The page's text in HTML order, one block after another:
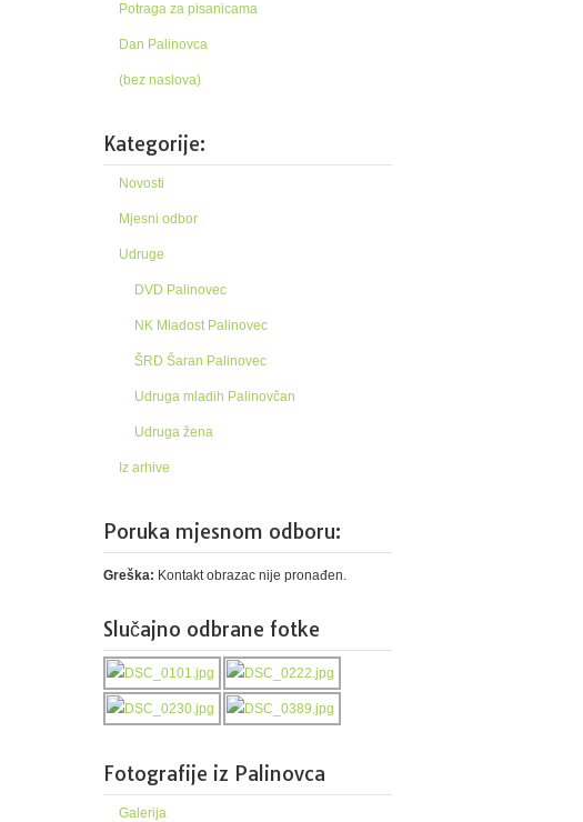
Potraga za pisanicama
Dan Palinovca
(bez naslova)
Kategorije:
Novosti
Mjesni odbor
Udruge
DVD Palinovec
NK Mladost Palinovec
ŠRD Šaran Palinovec
Udruga mladih Palinovčan
Udruga žena
Iz arhive
Poruka mjesnom odboru:
Greška: Kontakt obrazac nije pronađen.
Slučajno odbrane fotke
Fotografije iz Palinovca
Galerija